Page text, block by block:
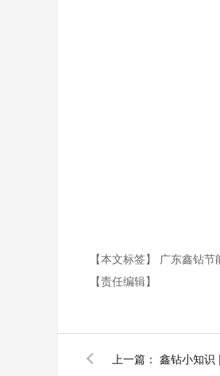
【本文标签】 广东鑫钻节
【责任编辑】
上一篇：